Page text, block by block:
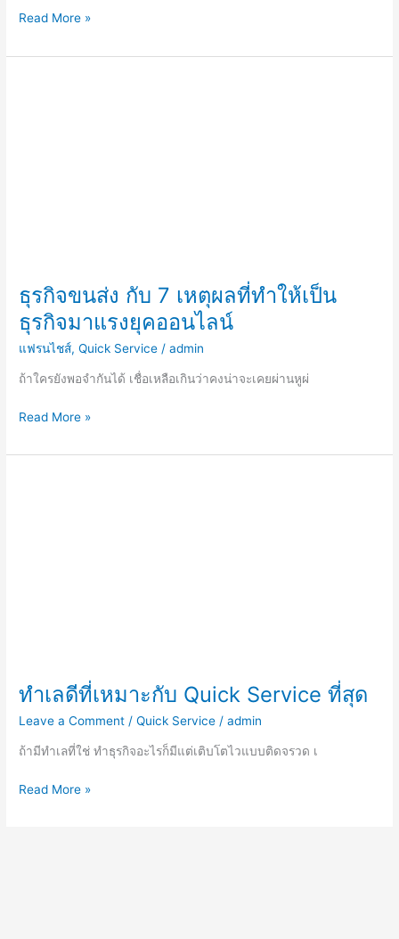
Read More »
ธุรกิจขนส่ง กับ 7 เหตุผลที่ทำให้เป็น
ธุรกิจมาแรงยุคออนไลน์
แฟรนไชส์,Quick Service /admin
ถ้าใครยังพอจำกันได้ เชื่อเหลือเกินว่าคงน่าจะเคยผ่านหูผ่
ยุค
ออนไลน์
Read More »
ทำเลดีที่เหมาะกับ Quick Service ที่สุด
Leave a Comment /Quick Service /admin
ถ้ามีทำเลที่ใช่ ทำธุรกิจอะไรก็มีแต่เติบโตไวแบบติดจรวด เ
Read More »